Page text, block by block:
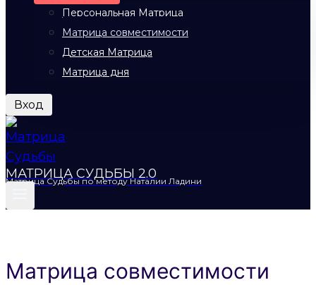
Персональная Матрица
Матрица совместимости
Детская Матрица
Матрица дня
Вход
МАТРИЦА СУДЬБЫ 2.0
Матрица Судьбы по методу Наталии Ладини
Матрица совместимости